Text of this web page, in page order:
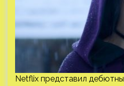
Netflix представил